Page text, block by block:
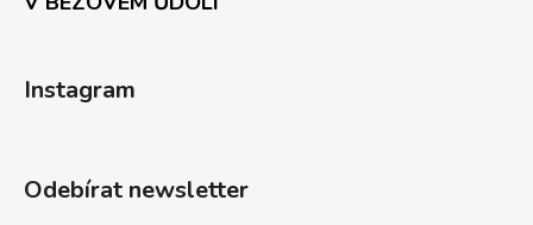
Instagram
Odebírat newsletter